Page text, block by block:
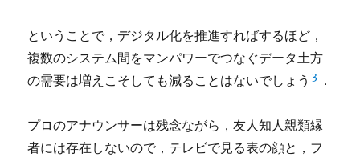
ということで，デジタル化を推進すればするほど，
複数のシステム間をマンパワーでつなぐデータ土方
の需要は増えこそしても減ることはないでしょう 3 ．
プロのアナウンサーは残念ながら，友人知人親類縁
者には存在しないので，テレビで見る表の顔と，フ